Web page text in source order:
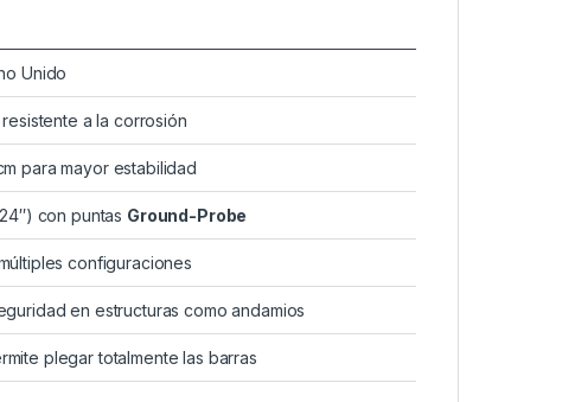
Unido
a la corrosión
para mayor estabilidad
con puntas Ground-Probe
configuraciones
en estructuras como andamios
plegar totalmente las barras